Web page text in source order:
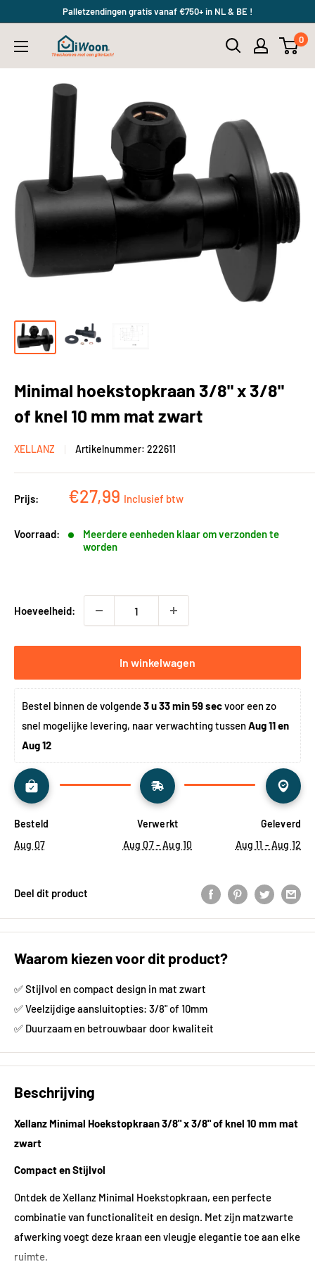
content
Palletzendingen gratis vanaf €750+ in NL & BE !
iWoon.nl 0
Minimal hoekstopkraan 3/8" x 3/8"
of knel 10 mm mat zwart
XELLANZ Artikelnummer: 222611
Prijs: Kortingsprijs
€27,99 Inclusief btw
Voorraad:
Meerdere eenheden klaar om verzonden te
worden
Hoeveelheid:
In winkelwagen
Bestel binnen de volgende 3 u 33 min 59 sec voor een zo
snel mogelijke levering, naar verwachting tussen Aug 11 en
Aug 12
Besteld
Aug 07
Verwerkt
Aug 07 - Aug 10
Geleverd
Aug 11 - Aug 12
Deel dit product
Waarom kiezen voor dit product?
✅ Stijlvol en compact design in mat zwart
✅ Veelzijdige aansluitopties: 3/8" of 10mm
✅ Duurzaam en betrouwbaar door kwaliteit
Beschrijving
Xellanz Minimal Hoekstopkraan 3/8" x 3/8" of knel 10 mm mat
zwart
Compact en Stijlvol
Ontdek de Xellanz Minimal Hoekstopkraan, een perfecte
combinatie van functionaliteit en design. Met zijn matzwarte
afwerking voegt deze kraan een vleugje elegantie toe aan elke
ruimte.